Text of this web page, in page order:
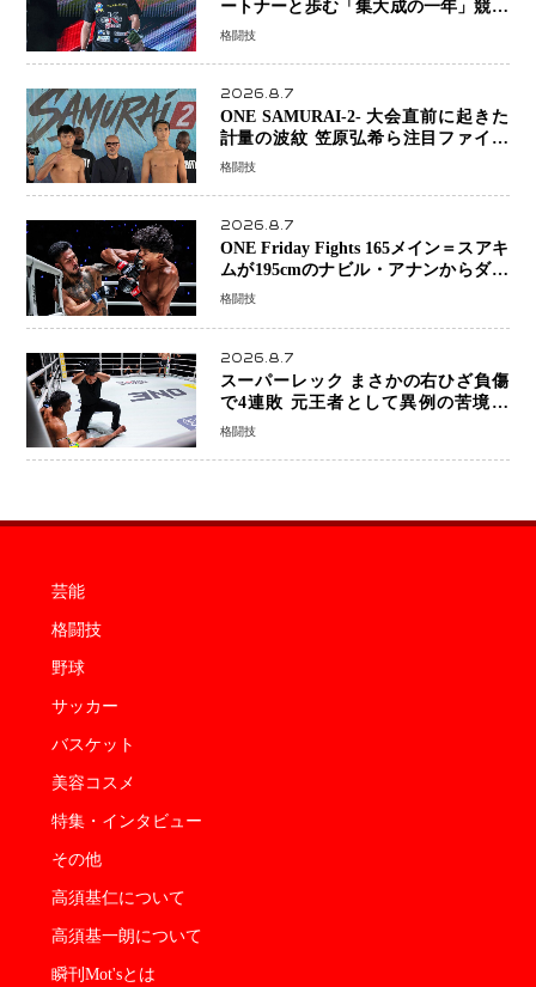
ートナーと歩む「集大成の一年」競技
生活を支える存在に感謝
格闘技
2026.8.7
ONE SAMURAI-2- 大会直前に起きた
計量の波紋 笠原弘希ら注目ファイタ
ーは契約体重で決戦へ、山本歩夢と平
格闘技
2026.8.7
ONE Friday Fights 165メイン＝スアキ
ムが195cmのナビル・アナンからダウ
ン奪取！猛反撃を耐え抜き判定勝利、
格闘技
2026.8.7
スーパーレック まさかの右ひざ負傷
で4連敗 元王者として異例の苦境…
「アクシデント」でも消えない危険信
格闘技
芸能
格闘技
野球
サッカー
バスケット
美容コスメ
特集・インタビュー
その他
高須基仁について
高須基一朗について
瞬刊Mot'sとは